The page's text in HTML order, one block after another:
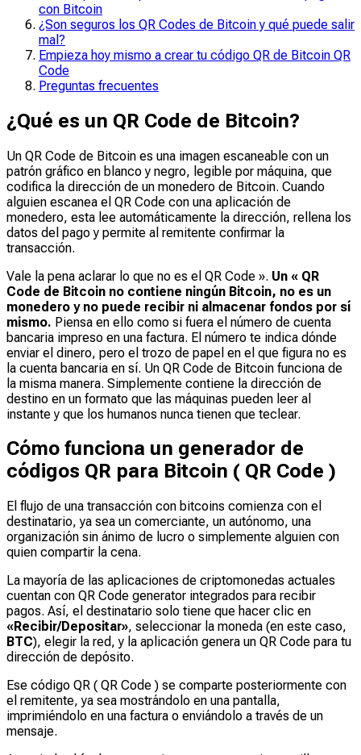
con Bitcoin
¿Son seguros los QR Codes de Bitcoin y qué puede salir
mal?
Empieza hoy mismo a crear tu código QR de Bitcoin QR
Code
Preguntas frecuentes
¿Qué es un QR Code de Bitcoin?
Un QR Code de Bitcoin es una imagen escaneable con un
patrón gráfico en blanco y negro, legible por máquina, que
codifica la dirección de un monedero de Bitcoin. Cuando
alguien escanea el QR Code con una aplicación de
monedero, esta lee automáticamente la dirección, rellena los
datos del pago y permite al remitente confirmar la
transacción.
Vale la pena aclarar lo que no es el QR Code ». Un « QR
Code de Bitcoin no contiene ningún Bitcoin, no es un
monedero y no puede recibir ni almacenar fondos por sí
mismo. Piensa en ello como si fuera el número de cuenta
bancaria impreso en una factura. El número te indica dónde
enviar el dinero, pero el trozo de papel en el que figura no es
la cuenta bancaria en sí. Un QR Code de Bitcoin funciona de
la misma manera. Simplemente contiene la dirección de
destino en un formato que las máquinas pueden leer al
instante y que los humanos nunca tienen que teclear.
Cómo funciona un generador de
códigos QR para Bitcoin ( QR Code )
El flujo de una transacción con bitcoins comienza con el
destinatario, ya sea un comerciante, un autónomo, una
organización sin ánimo de lucro o simplemente alguien con
quien compartir la cena.
La mayoría de las aplicaciones de criptomonedas actuales
cuentan con QR Code generator integrados para recibir
pagos. Así, el destinatario solo tiene que hacer clic en
«Recibir/Depositar», seleccionar la moneda (en este caso,
BTC), elegir la red, y la aplicación genera un QR Code para tu
dirección de depósito.
Ese código QR ( QR Code ) se comparte posteriormente con
el remitente, ya sea mostrándolo en una pantalla,
imprimiéndolo en una factura o enviándolo a través de un
mensaje.